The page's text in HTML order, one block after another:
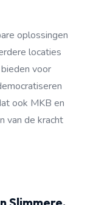
oplossingen
locaties
voor
ook MKB en
van de kracht